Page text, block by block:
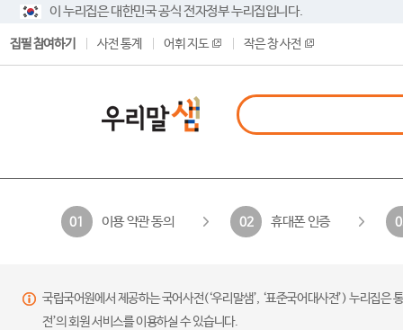
이 누리집은 대한민국 공식 전자정부 누리집입니다.
집필 참여하기 사전 통계 어휘 지도 작은 창 사전
01 이용 약관 동의 02 휴대폰 인증
국립국어원에서 제공하는 국어사전(‘우리말샘’, ‘표준국어대사전’) 누리집
전’의 회원 서비스를 이용하실 수 있습니다.